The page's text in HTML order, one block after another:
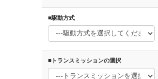
■駆動方式
■トランスミッションの選択